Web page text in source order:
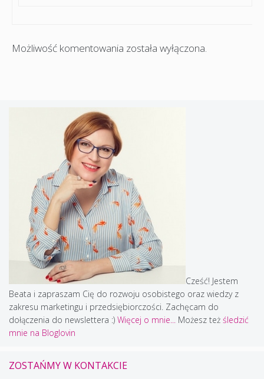
Możliwość komentowania została wyłączona.
Cześć! Jestem
Beata i zapraszam Cię do rozwoju osobistego oraz wiedzy z
zakresu marketingu i przedsiębiorczości. Zachęcam do
dołączenia do newslettera :) Więcej o mnie... Możesz też śledzić
mnie na Bloglovin
ZOSTAŃMY W KONTAKCIE